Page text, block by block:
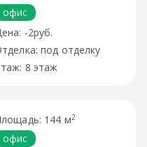
офис
-2руб.
под отделку
8 этаж
144 м2
офис